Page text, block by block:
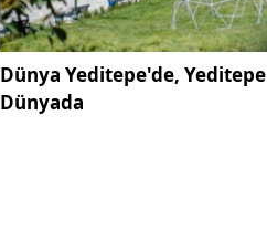
Dünya Yeditepe'de, Yeditepe
Dünyada